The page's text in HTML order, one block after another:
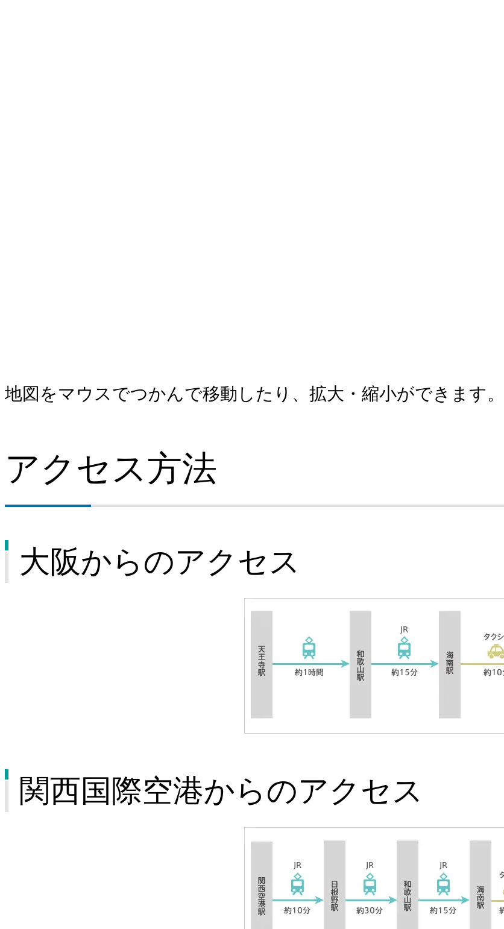
地図をマウスでつかんで移動したり、拡大・縮小ができます。
アクセス方法
大阪からのアクセス
関西国際空港からのアクセス